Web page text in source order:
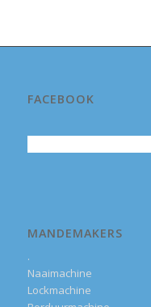
FACEBOOK
MANDEMAKERS
.
Naaimachine
Lockmachine